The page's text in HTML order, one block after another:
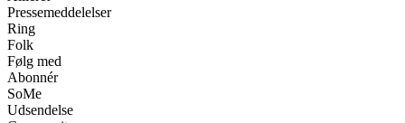
Pressemeddelelser
Ring
Folk
Følg med
Abonnér
SoMe
Udsendelse